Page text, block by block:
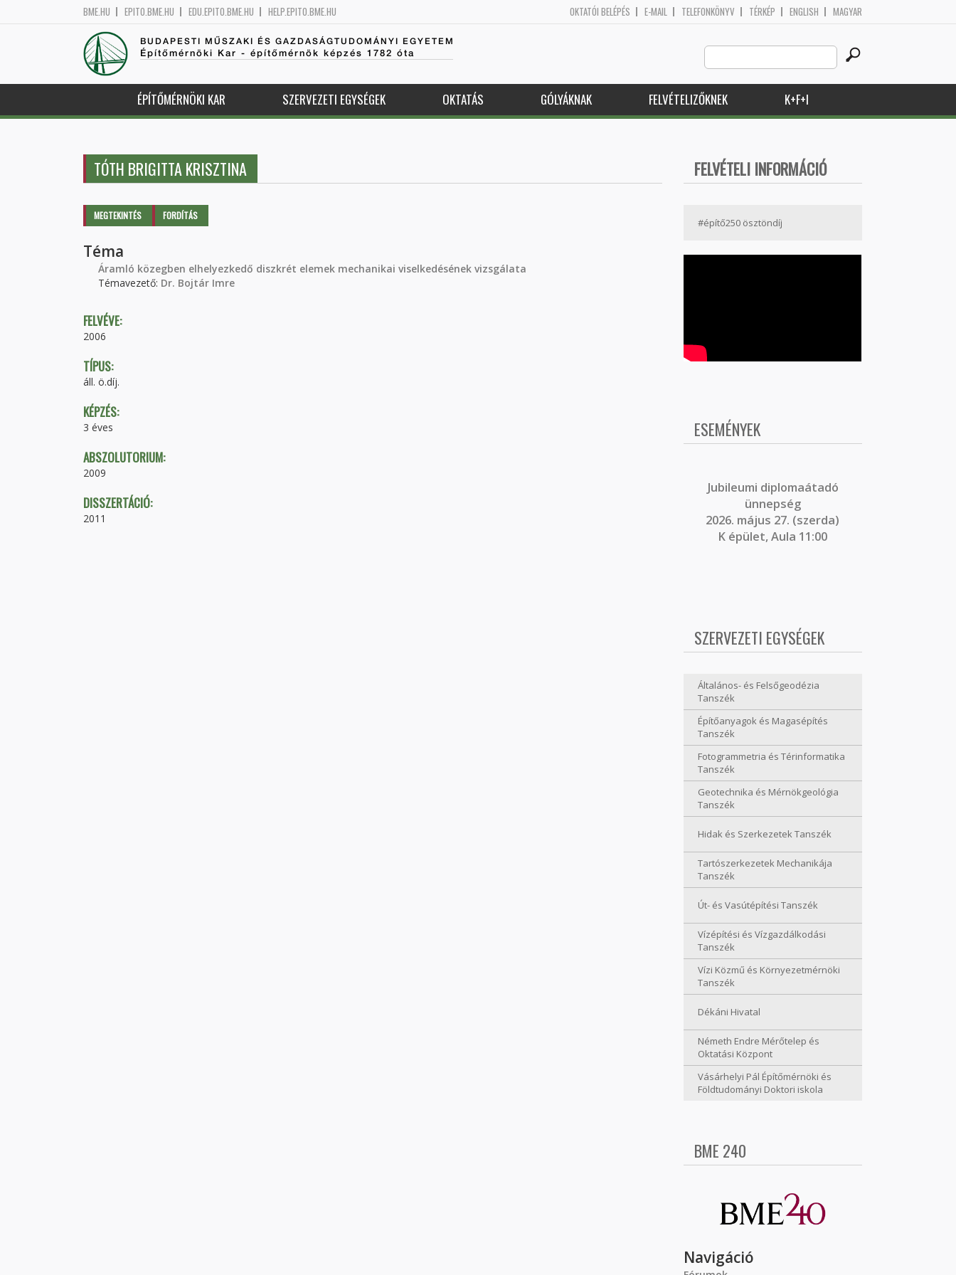
BME.HU EPITO.BME.HU EDU.EPITO.BME.HU HELP.EPITO.BME.HU OKTATÓI BELÉPÉS E-MAIL TELEFONKÖNYV TÉRKÉP ENGLISH MAGYAR
BUDAPESTI MŰSZAKI ÉS GAZDASÁGTUDOMÁNYI EGYETEM
Építőmérnöki Kar - építőmérnök képzés 1782 óta
Search
this
site
ÉPÍTŐMÉRNÖKI KAR SZERVEZETI EGYSÉGEK OKTATÁS GÓLYÁKNAK FELVÉTELIZŐKNEK K+F+I
TÓTH BRIGITTA KRISZTINA
Elsődleges fülek
MEGTEKINTÉS (AKTÍVFORDÍTÁS
Téma
Áramló közegben elhelyezkedő diszkrét elemek mechanikai viselkedésének vizsgálata
Témavezető: Dr. Bojtár Imre
FELVÉVE:
2006
TÍPUS:
áll. ö.díj.
KÉPZÉS:
3 éves
ABSZOLUTORIUM:
2009
DISSZERTÁCIÓ:
2011
FELVÉTELI INFORMÁCIÓ
#építő250 ösztöndíj
ESEMÉNYEK
Jubileumi diplomaátadó
ünnepség
2026. május 27. (szerda)
K épület, Aula 11:00
SZERVEZETI EGYSÉGEK
Általános- és Felsőgeodézia
Tanszék
Építőanyagok és Magasépítés
Tanszék
Fotogrammetria és Térinformatika
Tanszék
Geotechnika és Mérnökgeológia
Tanszék
Hidak és Szerkezetek Tanszék
Tartószerkezetek Mechanikája
Tanszék
Út- és Vasútépítési Tanszék
Vízépítési és Vízgazdálkodási
Tanszék
Vízi Közmű és Környezetmérnöki
Tanszék
Dékáni Hivatal
Németh Endre Mérőtelep és
Oktatási Központ
Vásárhelyi Pál Építőmérnöki és
Földtudományi Doktori iskola
BME 240
Navigáció